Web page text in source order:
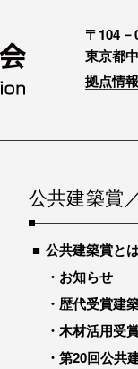
〒104－
東京都
拠点情
公共建築賞
公共建築賞と
お知らせ
歴代受賞建
木材活用受
第20回公共